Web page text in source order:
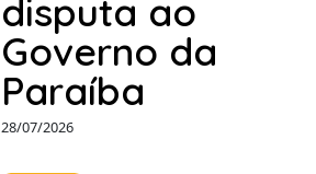
disputa ao
Governo da
Paraíba
28/07/2026